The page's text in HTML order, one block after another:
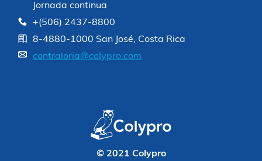
Jornada continua
+(506) 2437-8800
8-4880-1000 San José, Costa Rica
contraloria@colypro.com
© 2021 Colypro